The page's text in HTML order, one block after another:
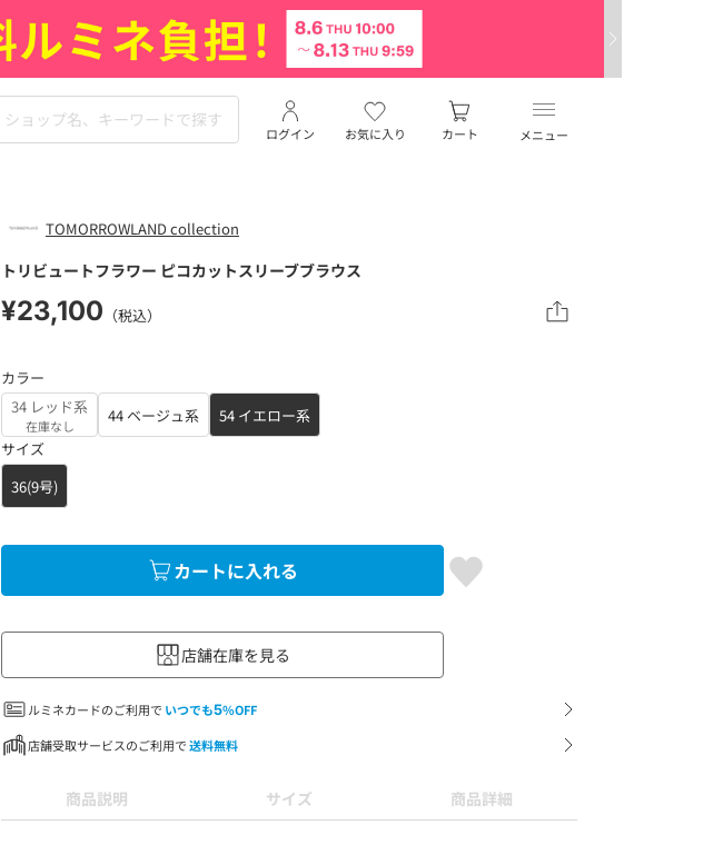
メニュー
お気に入り
ログイン カート
TOMORROWLAND collection
トリビュートフラワー ピコカットスリーブブラウス
¥23,100 （税込）
カラー
34 レッド系
在庫なし 44 ベージュ系
54 イエロー系
サイズ
36(9号)
カートに入れる
店舗在庫を見る
ルミネカードのご利用で いつでも5%OFF
店舗受取サービスのご利用で送料無料
商品説明 サイズ 商品詳細